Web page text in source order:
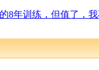
8年训练，但值了，